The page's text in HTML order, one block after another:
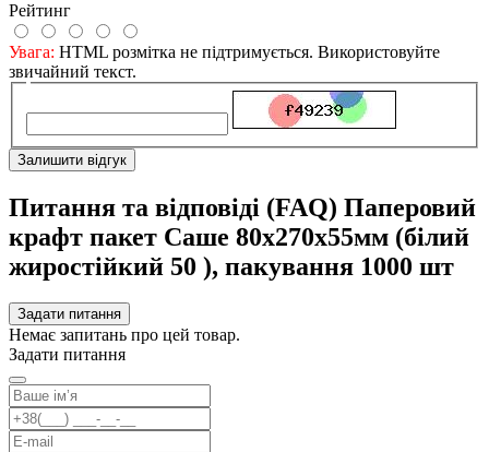
Рейтинг
Увага: HTML розмітка не підтримується. Використовуйте
звичайний текст.
Залишити відгук
Питання та відповіді (FAQ) Паперовий
крафт пакет Саше 80х270х55мм (білий
жиростійкий 50 ), пакування 1000 шт
Задати питання
Немає запитань про цей товар.
Задати питання